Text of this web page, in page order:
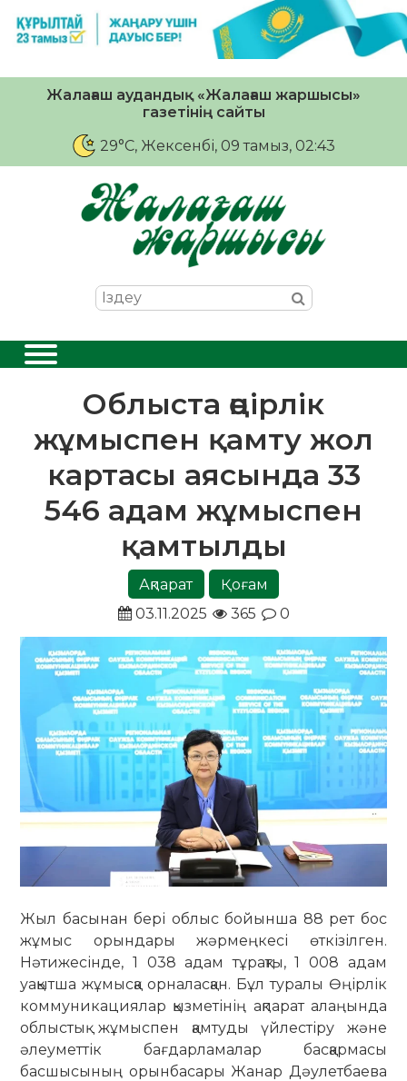
Жалағаш аудандық «Жалағаш жаршысы»
газетінің сайты
29°C, Жексенбі, 09 тамыз, 02:43
Облыста өңірлік
жұмыспен қамту жол
картасы аясында 33
546 адам жұмыспен
қамтылды
Ақпарат
Қоғам
03.11.2025
365 0
Жыл басынан бері облыс бойынша 88 рет бос
жұмыс орындары жәрмеңкесі өткізілген.
Нәтижесінде, 1 038 адам тұрақты, 1 008 адам
уақытша жұмысқа орналасқан. Бұл туралы Өңірлік
коммуникациялар қызметінің ақпарат алаңында
облыстық жұмыспен қамтуды үйлестіру және
әлеуметтік бағдарламалар басқармасы
басшысының орынбасары Жанар Дәулетбаева